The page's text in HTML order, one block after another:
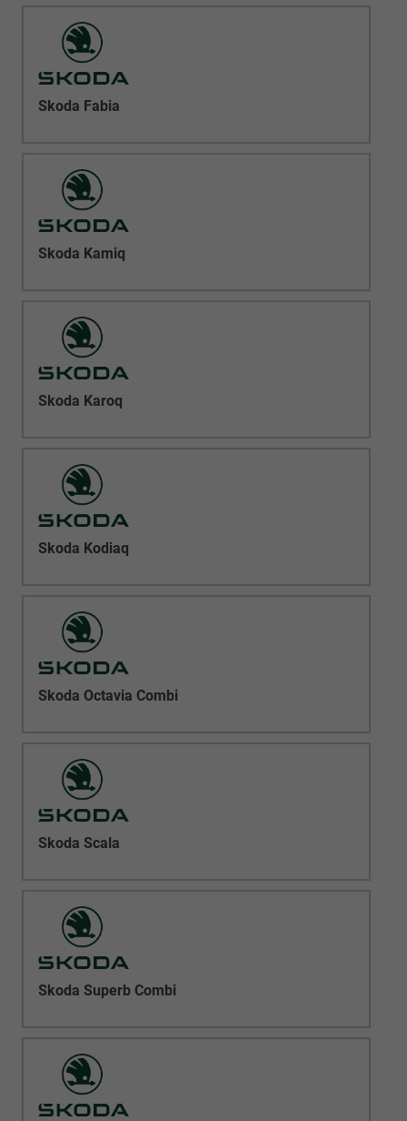
Skoda Fabia
Skoda Kamiq
Skoda Karoq
Skoda Kodiaq
Skoda Octavia Combi
Skoda Scala
Skoda Superb Combi